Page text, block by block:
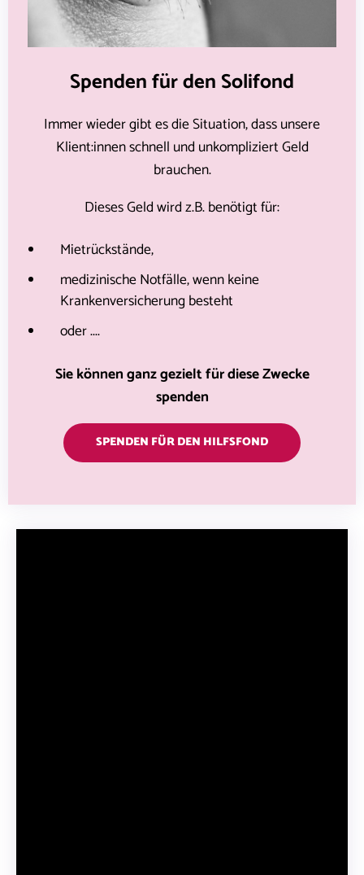
Spenden für den Solifond
Immer wieder gibt es die Situation, dass unsere
Klient:innen schnell und unkompliziert Geld
brauchen.
Dieses Geld wird z.B. benötigt für:
Mietrückstände,
medizinische Notfälle, wenn keine
Krankenversicherung besteht
oder ....
Sie können ganz gezielt für diese Zwecke
spenden
SPENDEN FÜR DEN HILFSFOND